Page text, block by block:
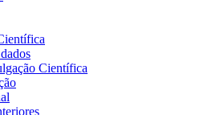
Científica